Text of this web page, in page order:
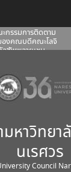
กรรมการติดตาม
องคณบดีคณะโลจิ
ซัพพลายเชน
วันเสาร์ที่ 1
ะกรรมการติดตาม
องคณบดีคณะ
หาวิทยา
นเรศวร
Council